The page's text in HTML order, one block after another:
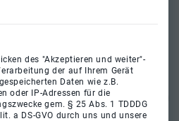
des "Akzeptieren und weiter"-
der auf Ihrem Gerät
Daten wie z.B.
oder IP-Adressen für die
gem. § 25 Abs. 1 TDDDG
a DS-GVO durch uns und unsere